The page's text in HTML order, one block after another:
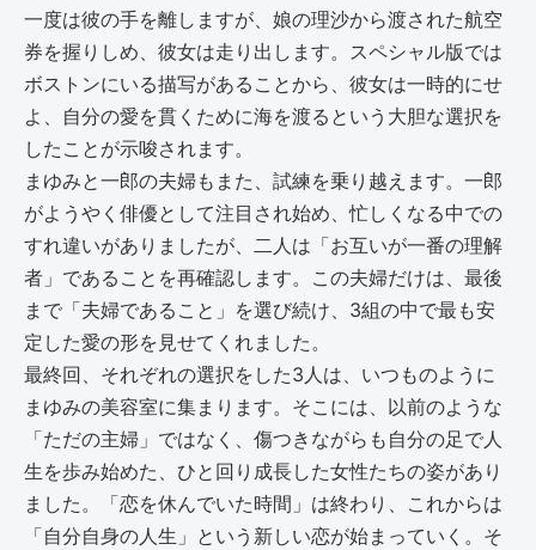
一度は彼の手を離しますが、娘の理沙から渡された航空
券を握りしめ、彼女は走り出します。スペシャル版では
ボストンにいる描写があることから、彼女は一時的にせ
よ、自分の愛を貫くために海を渡るという大胆な選択を
したことが示唆されます。
まゆみと一郎の夫婦もまた、試練を乗り越えます。一郎
がようやく俳優として注目され始め、忙しくなる中での
すれ違いがありましたが、二人は「お互いが一番の理解
者」であることを再確認します。この夫婦だけは、最後
まで「夫婦であること」を選び続け、3組の中で最も安
定した愛の形を見せてくれました。
最終回、それぞれの選択をした3人は、いつものように
まゆみの美容室に集まります。そこには、以前のような
「ただの主婦」ではなく、傷つきながらも自分の足で人
生を歩み始めた、ひと回り成長した女性たちの姿があり
ました。「恋を休んでいた時間」は終わり、これからは
「自分自身の人生」という新しい恋が始まっていく。そ